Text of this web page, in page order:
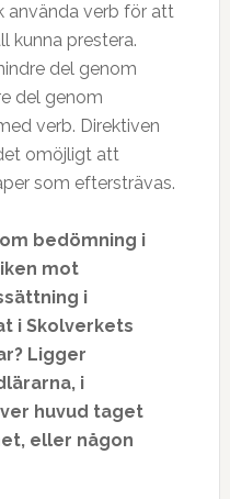
använda verb för att
kunna prestera.
del genom
del genom
verb. Direktiven
omöjligt att
som eftersträvas.
bedömning i
mot
i
i Skolverkets
Ligger
i
huvud taget
eller någon